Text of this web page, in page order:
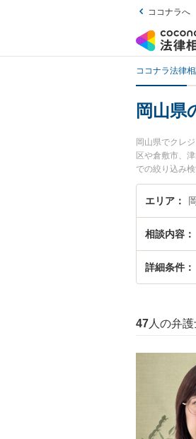
ココナラへ
ココナラ法律
岡山県
岡山県でクレ
区や倉敷市、
での絞り込み
士費用、強み
ラブル解決の
エリア
相談内容
詳細条件
47 人の弁